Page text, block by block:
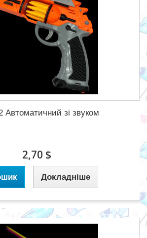
Автоматичний зі звуком
2,70 $
Докладніше